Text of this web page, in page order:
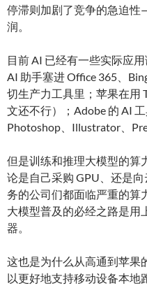
停滞则加剧了竞争的急迫
润。
目前 AI 已经有一些实际应
AI 助手塞进 Office 365、
切生产力工具里；苹果在用
文还不行）；Adobe 的 AI
Photoshop、Illustrator、
但是训练和推理大模型的算
论是自己采购 GPU、还是
务的公司们都面临严重的算
大模型普及的必经之路是用
器。
这也是为什么从高通到苹果
以更好地支持移动设备本地